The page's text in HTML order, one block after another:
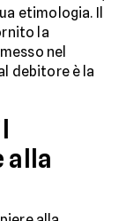
etimologia. Il
la
nel
debitore è la
alla